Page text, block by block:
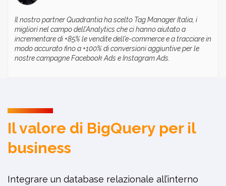
Il nostro partnerQuadrantiaha scelto Tag Manager Italia, i
migliori nel campo dell’Analytics che ci hanno aiutato a
incrementare di +85% le vendite dell’e-commerce e a tracciare in
modo accurato fino a +100% di conversioni aggiuntive per le
nostre campagne Facebook Ads e Instagram Ads.
Il valore di BigQuery per il
business
Integrare un database relazionale all’interno